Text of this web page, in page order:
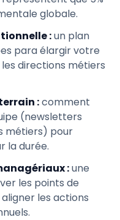
globale.
:un plan
para élargir votre
directions métiers
:comment
(newsletters
métiers) pour
la durée.
:une
les points de
les actions